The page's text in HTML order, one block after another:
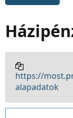
https://
alapadatok